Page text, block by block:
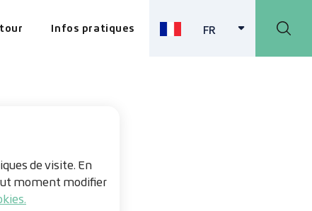
de visite. En
moment modifier
Infos pratiques FRFRANÇAIS ACTIVE